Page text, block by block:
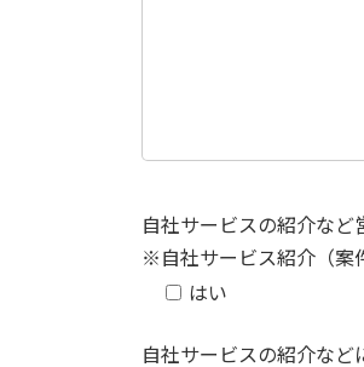
自社サービスの紹介など
※自社サービス紹介（案
はい
自社サービスの紹介など